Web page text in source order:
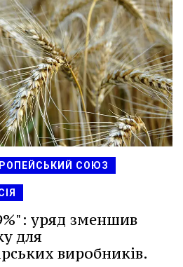
СОЮЗ
уряд зменшив
для
виробників.